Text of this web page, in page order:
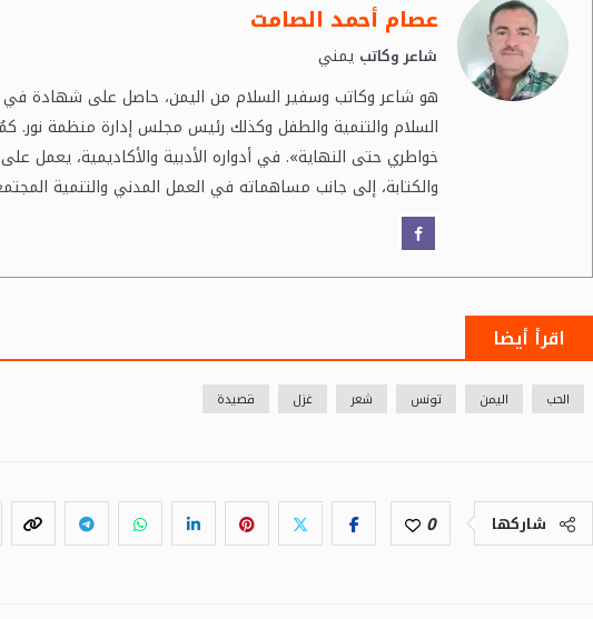
عصام أحمد الصامت
شاعر وكاتب يمني
هو شاعر وكاتب وسفير السلام من اليمن، حاصل على شهادة
السلام والتنمية والطفل وكذلك رئيس مجلس إدارة منظمة نور.
خواطري حتى النهاية». في أدواره الأدبية والأكاديمية، يعمل
والكتابة، إلى جانب مساهماته في العمل المدني والتنمية
اقرأ أيضا
الحب اليمن تونس شعر غزل قصيدة
شاركها 0